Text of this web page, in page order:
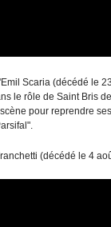
Scaria (décédé le
le rôle de Saint Bris
pour reprendre
(décédé le 4